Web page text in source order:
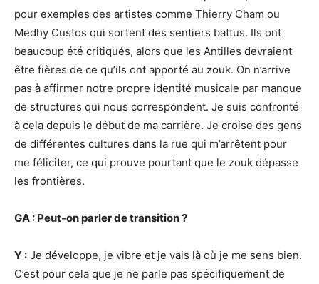
pour exemples des artistes comme Thierry Cham ou
Medhy Custos qui sortent des sentiers battus. Ils ont
beaucoup été critiqués, alors que les Antilles devraient
être fières de ce qu’ils ont apporté au zouk. On n’arrive
pas à affirmer notre propre identité musicale par manque
de structures qui nous correspondent. Je suis confronté
à cela depuis le début de ma carrière. Je croise des gens
de différentes cultures dans la rue qui m’arrêtent pour
me féliciter, ce qui prouve pourtant que le zouk dépasse
les frontières.
GA : Peut-on parler de transition?
Y : Je développe, je vibre et je vais là où je me sens bien.
C’est pour cela que je ne parle pas spécifiquement de